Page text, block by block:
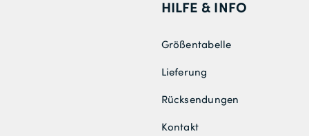
HILFE & INFO
Größentabelle
Lieferung
Rücksendungen
Kontakt